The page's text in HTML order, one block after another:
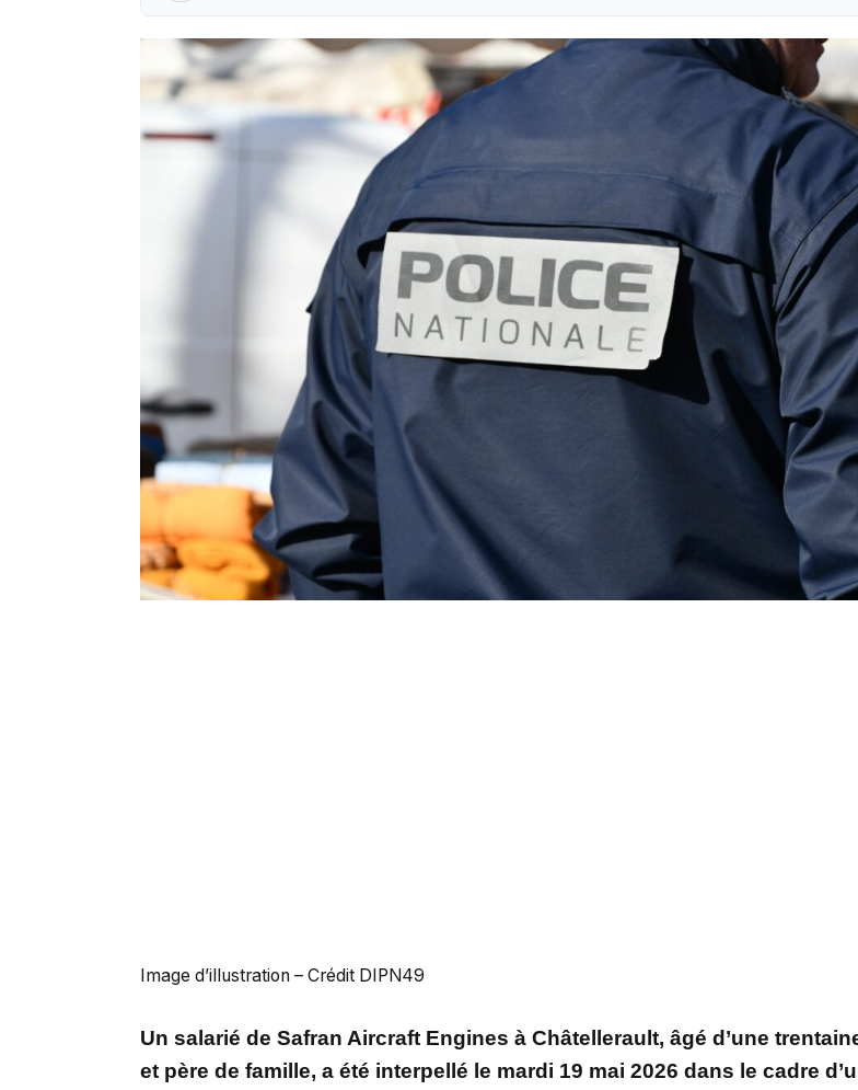
Image d’illustration – Crédit DIPN49
Un salarié de Safran Aircraft Engines à Châtellerault, âgé d’une
et père de famille, a été interpellé le mardi 19 mai 2026 dans le cadre